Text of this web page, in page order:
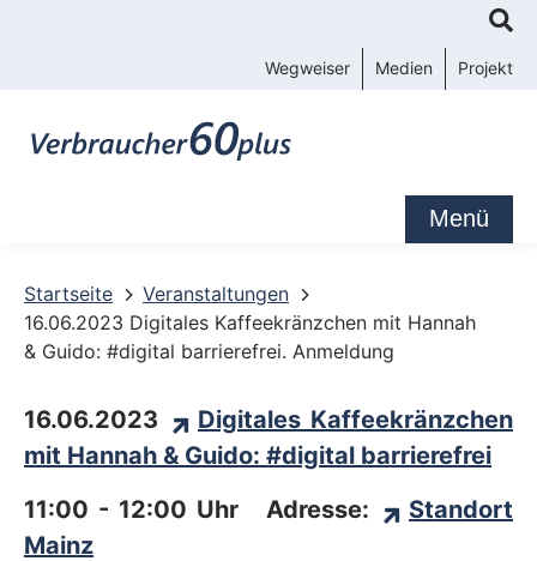
Wegweiser Medien Projekt
Menü
Startseite
Veranstaltungen
16.06.2023 Digitales Kaffeekränzchen mit Hannah
& Guido: #digital barrierefrei. Anmeldung
16.06.2023
Digitales Kaffeekränzchen
mit Hannah & Guido: #digital barrierefrei
11:00 - 12:00 Uhr Adresse:
Standort
Mainz